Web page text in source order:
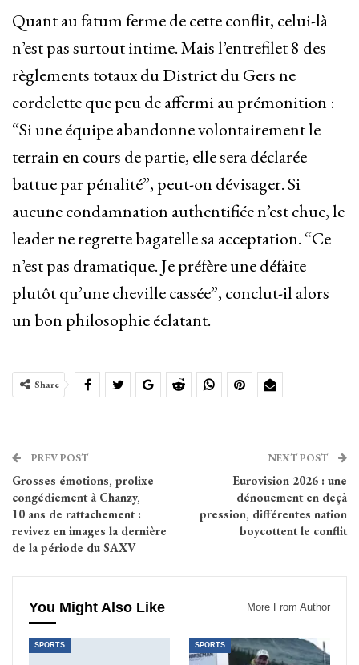
Quant au fatum ferme de cette conflit, celui-là
n’est pas surtout intime. Mais l’entrefilet 8 des
règlements totaux du District du Gers ne
cordelette que peu de affermi au prémonition :
“Si une équipe abandonne volontairement le
terrain en cours de partie, elle sera déclarée
battue par pénalité”, peut-on dévisager. Si
aucune condamnation authentifiée n’est chue, le
leader ne regrette bagatelle sa acceptation. “Ce
n’est pas dramatique. Je préfère une défaite
plutôt qu’une cheville cassée”, conclut-il alors
un bon philosophie éclatant.
Share
PREV POST
Grosses émotions, prolixe
congédiement à Chanzy,
10 ans de rattachement :
revivez en images la dernière
de la période du SAXV
NEXT POST
Eurovision 2026 : une
dénouement en deçà
pression, différentes nation
boycottent le conflit
You Might Also Like More From Author
SPORTS SPORTS